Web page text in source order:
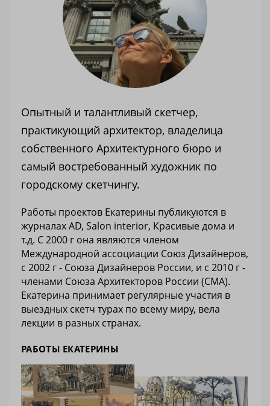
Опытный и талантливый скетчер,
практикующий архитектор, владелица
собственного Архитектурного бюро и
самый востребованный художник по
городскому скетчингу.
Работы проектов Екатерины публикуются в
журналах AD, Salon interior, Красивые дома и
т.д. С 2000 г она являются членом
Международной ассоциации Союз Дизайнеров,
с 2002 г - Союза Дизайнеров России, и с 2010 г -
членами Союза Архитекторов России (СМА).
Екатерина принимает регулярные участия в
выездных скетч турах по всему миру, вела
лекции в разных странах.
РАБОТЫ ЕКАТЕРИНЫ